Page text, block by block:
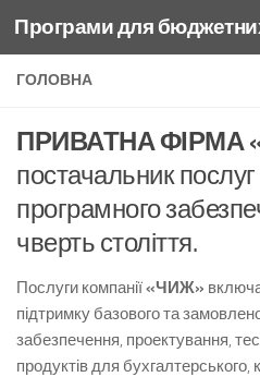
Skip to content
ГОЛОВНА
ПРИВАТНА ФІРМА
постачальник послуг
програмного
чверть століття.
Послуги компанії«ЧИЖ»
підтримку базового та
забезпечення, проектування,
продуктів для